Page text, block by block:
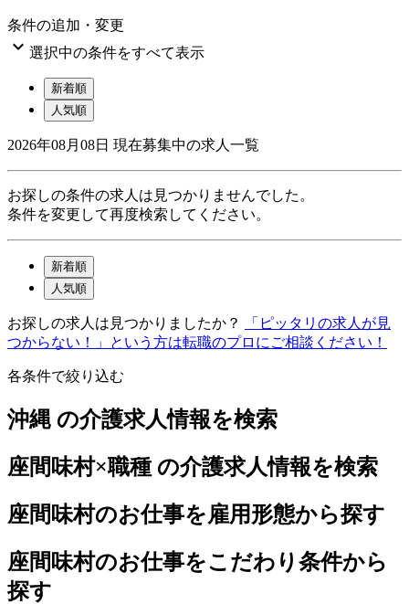
条件の追加・変更
 選択中の条件をすべて表示
新着順
人気順
2026年08月08日 現在募集中の求人一覧
お探しの条件の求人は見つかりませんでした。
条件を変更して再度検索してください。
新着順
人気順
お探しの求人は見つかりましたか？
「ピッタリの求人が見
つからない！」という方は転職のプロにご相談ください！
各条件で絞り込む
沖縄 の介護求人情報を検索
座間味村×職種 の介護求人情報を検索
座間味村のお仕事を雇用形態から探す
座間味村のお仕事をこだわり条件から
探す